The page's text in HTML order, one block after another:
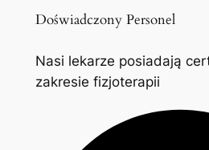
Doświadczony Personel
Nasi lekarze posiadają
zakresie fizjoterapii